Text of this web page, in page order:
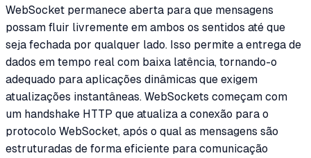
WebSocket permanece aberta para que mensagens
possam fluir livremente em ambos os sentidos até que
seja fechada por qualquer lado. Isso permite a entrega de
dados em tempo real com baixa latência, tornando-o
adequado para aplicações dinâmicas que exigem
atualizações instantâneas. WebSockets começam com
um handshake HTTP que atualiza a conexão para o
protocolo WebSocket, após o qual as mensagens são
estruturadas de forma eficiente para comunicação